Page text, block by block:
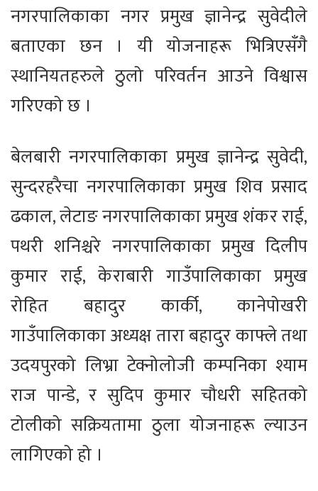
नगरपालिकाका नगर प्रमुख ज्ञानेन्द्र सुवेदीले
बताएका छन । यी योजनाहरू भित्रिएसँगै
स्थानियतहरुले ठुलो परिवर्तन आउने विश्वास
गरिएको छ ।
बेलबारी नगरपालिकाका प्रमुख ज्ञानेन्द्र सुवेदी,
सुन्दरहरैचा नगरपालिकाका प्रमुख शिव प्रसाद
ढकाल, लेटाङ नगरपालिकाका प्रमुख शंकर राई,
पथरी शनिश्चरे नगरपालिकाका प्रमुख दिलीप
कुमार राई, केराबारी गाउँपालिकाका प्रमुख
रोहित बहादुर कार्की, कानेपोखरी
गाउँपालिकाका अध्यक्ष तारा बहादुर काफ्ले तथा
उदयपुरको लिभ्रा टेक्नोलोजी कम्पनिका श्याम
राज पान्डे, र सुदिप कुमार चौधरी सहितको
टोलीको सक्रियतामा ठुला योजनाहरू ल्याउन
लागिएको हो ।